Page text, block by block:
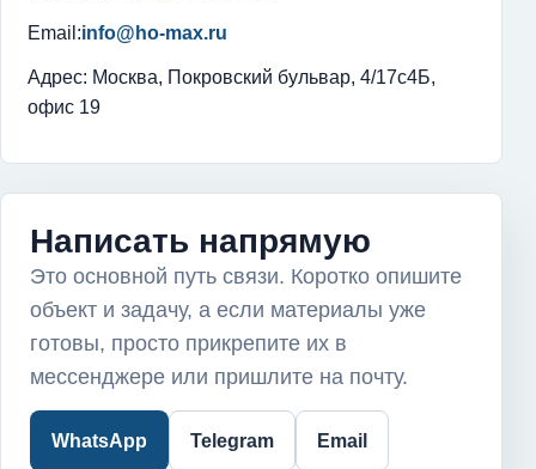
Email:info@ho-max.ru
Адрес: Москва, Покровский бульвар, 4/17с4Б,
офис 19
Написать напрямую
Это основной путь связи. Коротко опишите
объект и задачу, а если материалы уже
готовы, просто прикрепите их в
мессенджере или пришлите на почту.
WhatsApp Telegram Email